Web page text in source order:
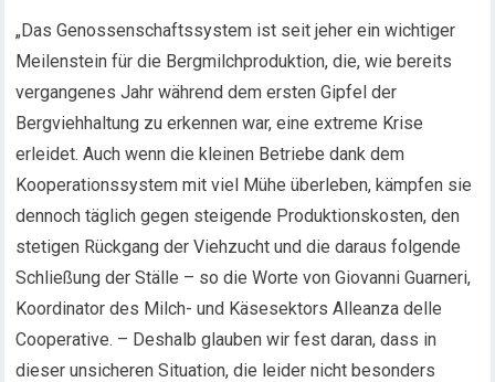
„Das Genossenschaftssystem ist seit jeher ein wichtiger
Meilenstein für die Bergmilchproduktion, die, wie bereits
vergangenes Jahr während dem ersten Gipfel der
Bergviehhaltung zu erkennen war, eine extreme Krise
erleidet. Auch wenn die kleinen Betriebe dank dem
Kooperationssystem mit viel Mühe überleben, kämpfen sie
dennoch täglich gegen steigende Produktionskosten, den
stetigen Rückgang der Viehzucht und die daraus folgende
Schließung der Ställe – so die Worte von Giovanni Guarneri,
Koordinator des Milch- und Käsesektors Alleanza delle
Cooperative. – Deshalb glauben wir fest daran, dass in
dieser unsicheren Situation, die leider nicht besonders